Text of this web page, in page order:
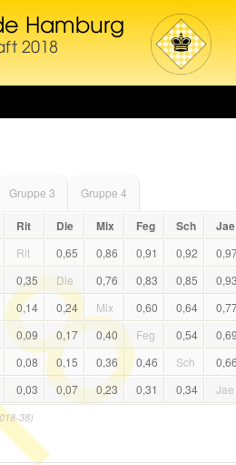
Hamburg
2018
Gruppe 3 Gruppe 4
Rit Die Mix Feg Sch Jae
Rit 0,65 0,86 0,91 0,92
0,35 Die 0,76 0,83 0,85
0,14 0,24 Mix 0,60 0,64
0,09 0,17 0,40 Feg 0,54
0,08 0,15 0,36 0,46 Sch
0,03 0,07 0,23 0,31 0,34 Jae
38)